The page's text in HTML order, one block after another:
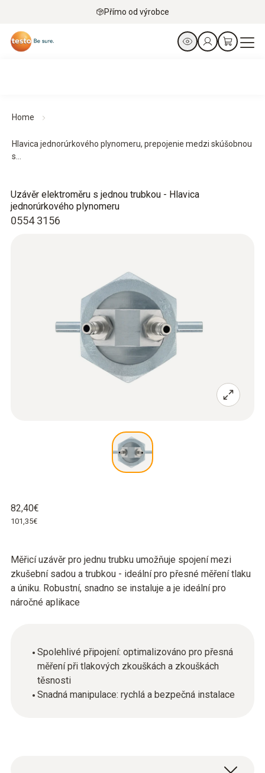
Přímo od výrobce
Home
Hlavica jednorúrkového plynomeru, prepojenie medzi skúšobnou
s...
0554 3156
Uzávěr elektroměru s jednou trubkou - Hlavica
jednorúrkového plynomeru
Měřicí uzávěr pro jednu trubku umožňuje spojení mezi
zkušební sadou a trubkou - ideální pro přesné měření tlaku
a úniku. Robustní, snadno se instaluje a je ideální pro
náročné aplikace
Spolehlivé připojení: optimalizováno pro přesná
měření při tlakových zkouškách a zkouškách
těsnosti
Snadná manipulace: rychlá a bezpečná instalace
82,40€
101,35€